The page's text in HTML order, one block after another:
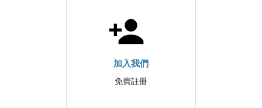
加入我們
免費註冊